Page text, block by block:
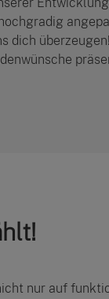
dich
nur auf